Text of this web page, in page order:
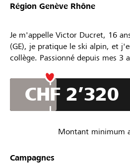
S'inscrire
Région Genève Rhône
Je m'appelle Victor Ducret, 16
(GE), je pratique le ski alpin, et
collège. Passionné depuis mes 3
prépare mes skis moi-même
4e saison en Cadre Ski Romand,
Card Nationale, j'entre en 1ère
Saison 2025-26 : Top 10 Suisse
top 15 en GS et SG, champion
2e en GS à la finale du GP Migros.
CHF 2’320
Montant minimum
CHF 2’000
Campagnes